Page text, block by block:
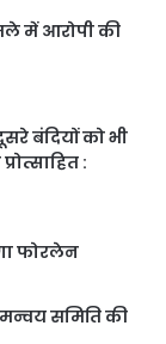
में आरोपी की
बंदियों को भी
:
फोरलेन
समिति की